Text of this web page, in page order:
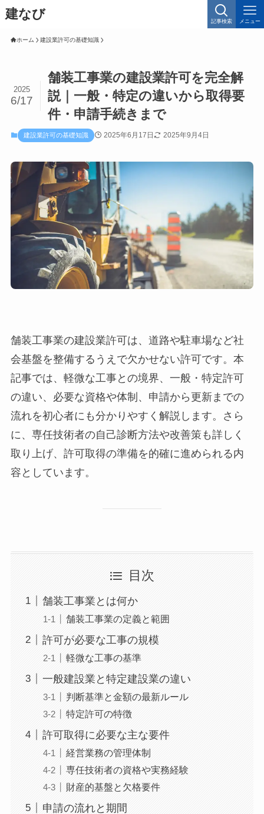
建なび 記事検索 メニュー
ホーム 建設業許可の基礎知識
舗装工事業の建設業許可を完全解
説｜一般・特定の違いから取得要
件・申請手続きまで
2025
6/17
建設業許可の基礎知識 2025年6月17日 2025年9月4日
舗装工事業の建設業許可は、道路や駐車場など社
会基盤を整備するうえで欠かせない許可です。本
記事では、軽微な工事との境界、一般・特定許可
の違い、必要な資格や体制、申請から更新までの
流れを初心者にも分かりやすく解説します。さら
に、専任技術者の自己診断方法や改善策も詳しく
取り上げ、許可取得の準備を的確に進められる内
容としています。
目次
舗装工事業とは何か
舗装工事業の定義と範囲
許可が必要な工事の規模
軽微な工事の基準
一般建設業と特定建設業の違い
判断基準と金額の最新ルール
特定許可の特徴
許可取得に必要な主な要件
経営業務の管理体制
専任技術者の資格や実務経験
財産的基盤と欠格要件
申請の流れと期間